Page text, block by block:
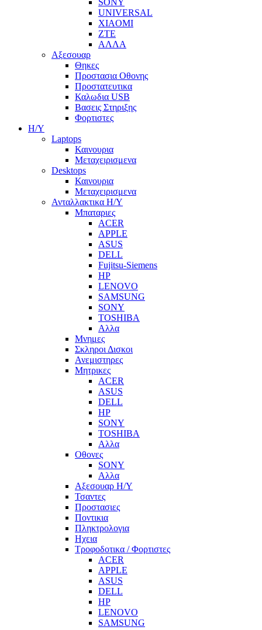
SONY
UNIVERSAL
XIAOMI
ZTE
ΑΛΛΑ
Αξεσουαρ
Θηκες
Προστασια Οθονης
Προστατευτικα
Καλωδια USB
Βασεις Στηριξης
Φορτιστες
Η/Υ
Laptops
Καινουρια
Μεταχειρισμενα
Desktops
Καινουρια
Μεταχειρισμενα
Ανταλλακτικα H/Y
Μπαταριες
ACER
APPLE
ASUS
DELL
Fujitsu-Siemens
HP
LENOVO
SAMSUNG
SONY
TOSHIBA
Αλλα
Μνημες
Σκληροι Δισκοι
Ανεμιστηρες
Μητρικες
ACER
ASUS
DELL
HP
SONY
TOSHIBA
Αλλα
Οθονες
SONY
Αλλα
Αξεσουαρ Η/Υ
Τσαντες
Προστασιες
Ποντικια
Πληκτρολογια
Ηχεια
Τροφοδοτικα / Φορτιστες
ACER
APPLE
ASUS
DELL
HP
LENOVO
SAMSUNG